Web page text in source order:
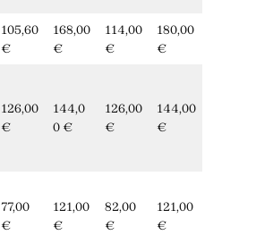
105,60
€
168,00
€
114,00
€
180,00
€
126,00
€
144,0
0 €
126,00
€
144,00
€
77,00
€
121,00
€
82,00
€
121,00
€